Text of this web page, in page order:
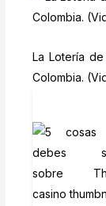
La Lotería
Colombia.